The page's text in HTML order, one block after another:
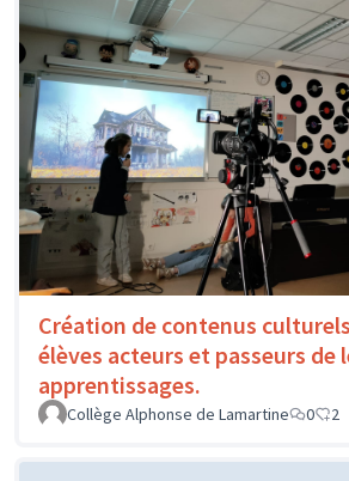
Création de contenus
élèves acteurs et passeurs de
apprentissages.
Collège Alphonse de Lamartine 0 2